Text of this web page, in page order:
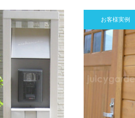
お客様実例